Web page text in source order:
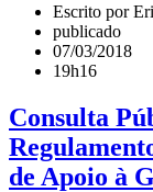
Escrito por
publicado
07/03/2018
19h16
Consulta
de Apoio à